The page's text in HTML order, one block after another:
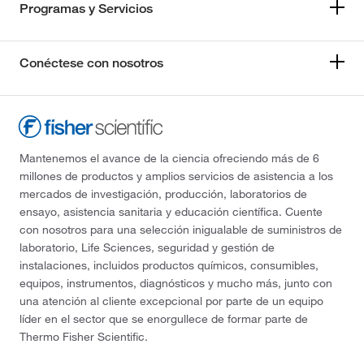
Programas y Servicios
Conéctese con nosotros
Mantenemos el avance de la ciencia ofreciendo más de 6
millones de productos y amplios servicios de asistencia a los
mercados de investigación, producción, laboratorios de
ensayo, asistencia sanitaria y educación científica. Cuente
con nosotros para una selección inigualable de suministros de
laboratorio, Life Sciences, seguridad y gestión de
instalaciones, incluidos productos químicos, consumibles,
equipos, instrumentos, diagnósticos y mucho más, junto con
una atención al cliente excepcional por parte de un equipo
líder en el sector que se enorgullece de formar parte de
Thermo Fisher Scientific.